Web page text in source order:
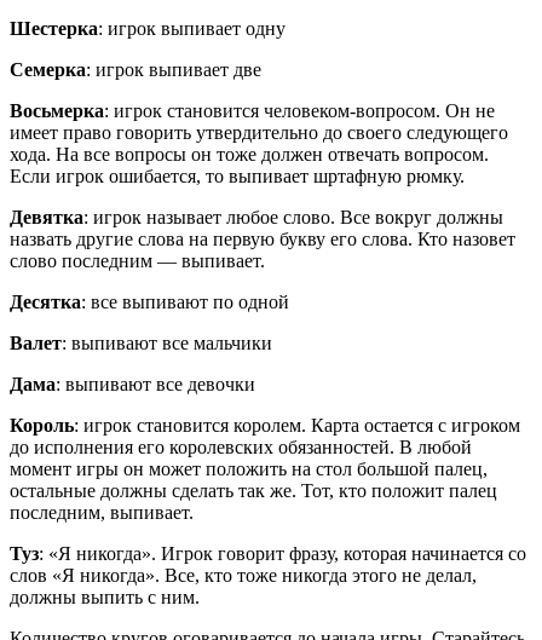
Шестерка: игрок выпивает одну
Семерка: игрок выпивает две
Восьмерка: игрок становится человеком-вопросом. Он не
имеет право говорить утвердительно до своего следующего
хода. На все вопросы он тоже должен отвечать вопросом.
Если игрок ошибается, то выпивает шртафную рюмку.
Девятка: игрок называет любое слово. Все вокруг должны
назвать другие слова на первую букву его слова. Кто назовет
слово последним — выпивает.
Десятка: все выпивают по одной
Валет: выпивают все мальчики
Дама: выпивают все девочки
Король: игрок становится королем. Карта остается с игроком
до исполнения его королевских обязанностей. В любой
момент игры он может положить на стол большой палец,
остальные должны сделать так же. Тот, кто положит палец
последним, выпивает.
Туз: «Я никогда». Игрок говорит фразу, которая начинается со
слов «Я никогда». Все, кто тоже никогда этого не делал,
должны выпить с ним.